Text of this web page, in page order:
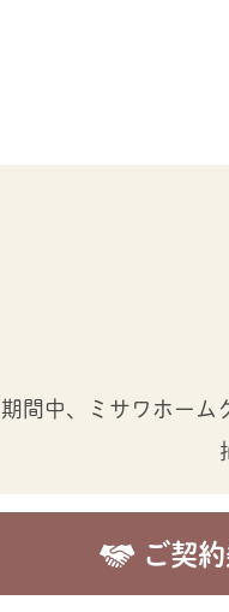
期間中、ミサワホーム
ご契